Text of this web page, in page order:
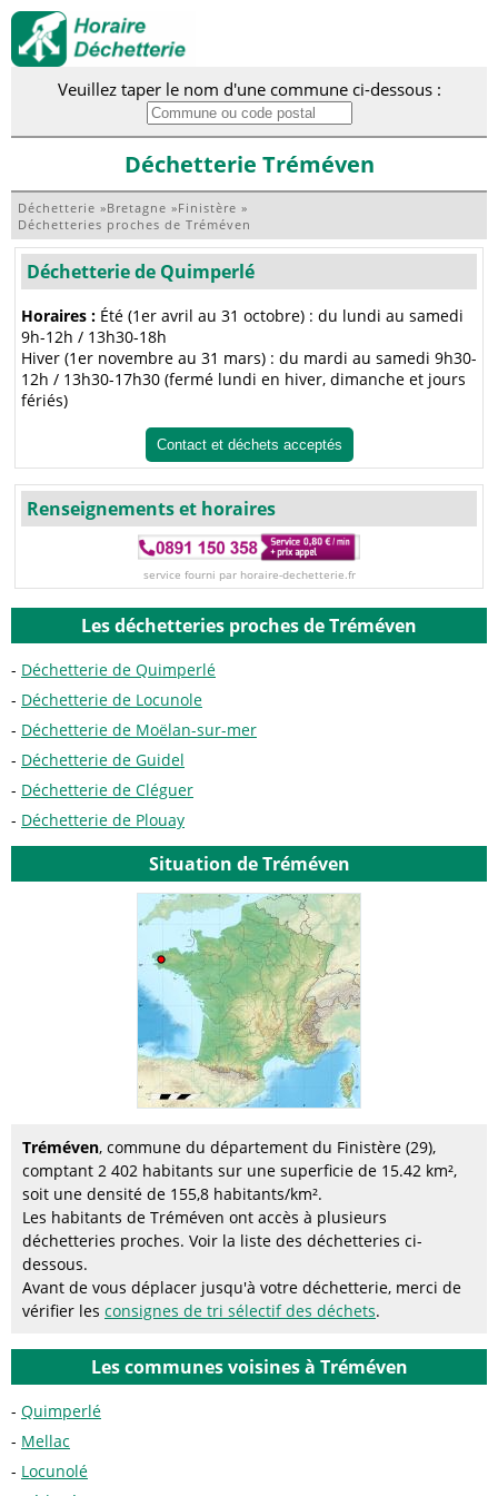
Veuillez taper le nom d'une commune ci-dessous :
Déchetterie Tréméven
Déchetterie »Bretagne »Finistère »
Déchetteries proches de Tréméven
Déchetterie de Quimperlé
Horaires : Été (1er avril au 31 octobre) : du lundi au samedi
9h-12h / 13h30-18h
Hiver (1er novembre au 31 mars) : du mardi au samedi 9h30-
12h / 13h30-17h30 (fermé lundi en hiver, dimanche et jours
fériés)
Contact et déchets acceptés
Renseignements et horaires
service fourni par horaire-dechetterie.fr
Les déchetteries proches de Tréméven
Déchetterie de Quimperlé
Déchetterie de Locunole
Déchetterie de Moëlan-sur-mer
Déchetterie de Guidel
Déchetterie de Cléguer
Déchetterie de Plouay
Situation de Tréméven
Tréméven, commune du département du Finistère (29),
comptant 2 402 habitants sur une superficie de 15.42 km²,
soit une densité de 155,8 habitants/km².
Les habitants de Tréméven ont accès à plusieurs
déchetteries proches. Voir la liste des déchetteries ci-
dessous.
Avant de vous déplacer jusqu'à votre déchetterie, merci de
vérifier les consignes de tri sélectif des déchets.
Les communes voisines à Tréméven
Quimperlé
Mellac
Locunolé